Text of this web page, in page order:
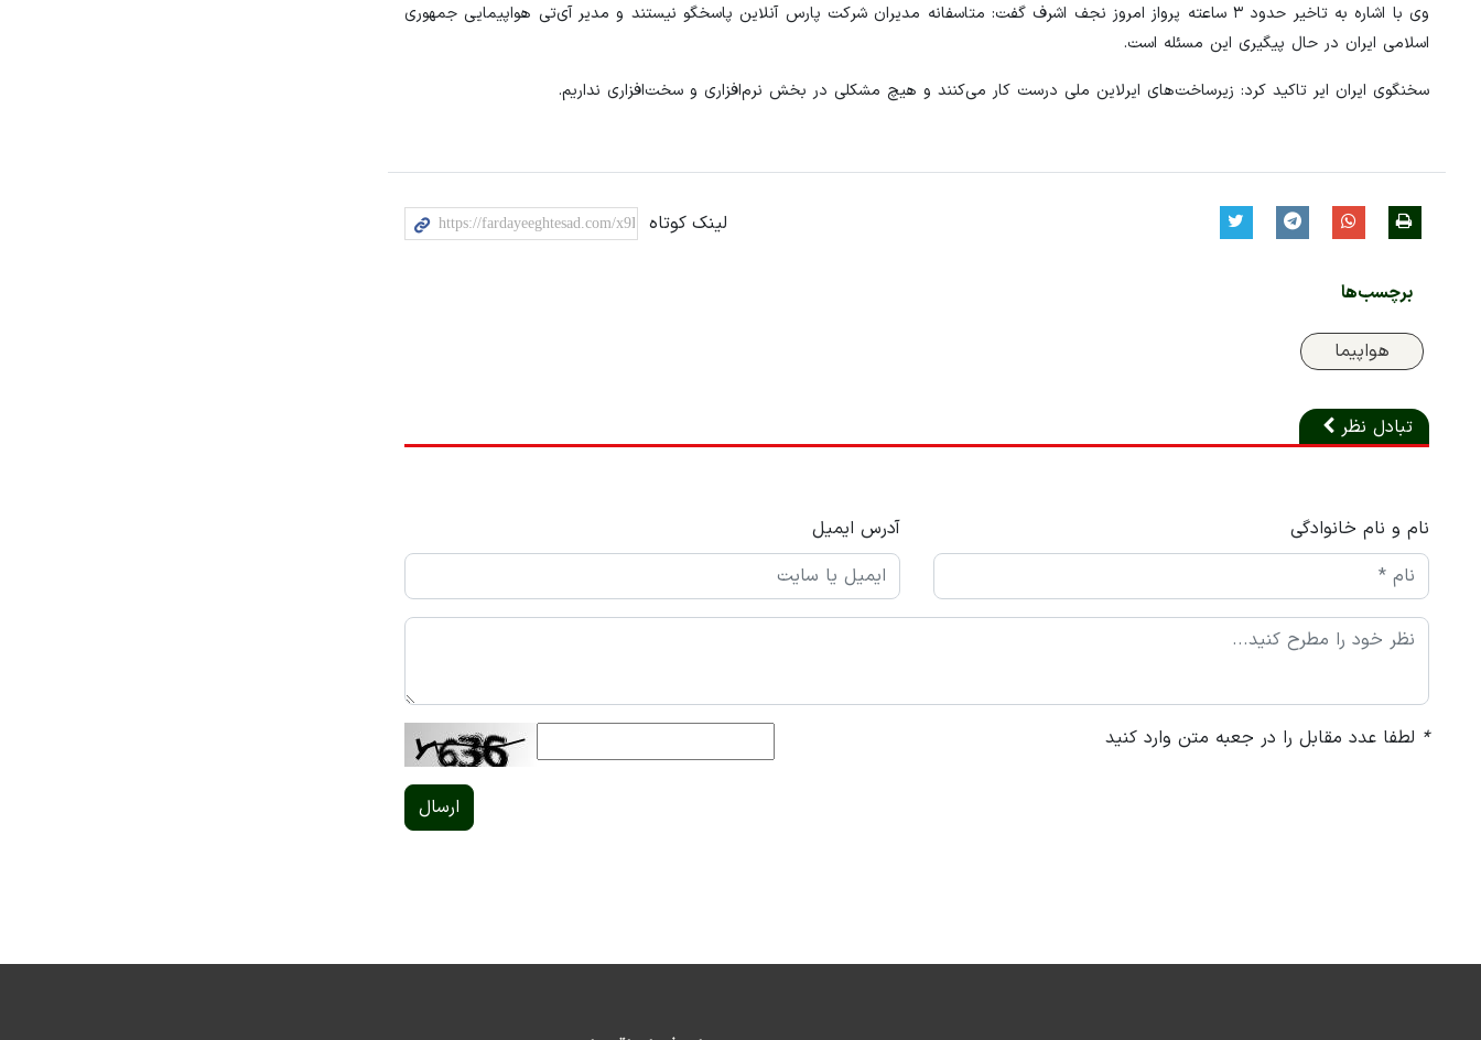
وی با اشاره به تاخیر حدود ۳ ساعته پرواز امروز نجف اشرف گفت: متاسفانه مدیران شرکت پارس آنلاین پاسخگو نیستند و مدیر آی‌تی هواپیمایی جمهوری
اسلامی ایران در حال پیگیری این مسئله است.
سخنگوی ایران ایر تاکید کرد: زیرساخت‌های ایرلاین‌ ملی درست کار می‌کنند و هیچ مشکلی در بخش نرم‌افزاری و سخت‌افزاری نداریم.
لینک کوتاه
برچسب‌ها
هواپیما
تبادل نظر
نام و نام خانوادگی آدرس ایمیل
* لطفا عدد مقابل را در جعبه متن وارد کنید
ارسال